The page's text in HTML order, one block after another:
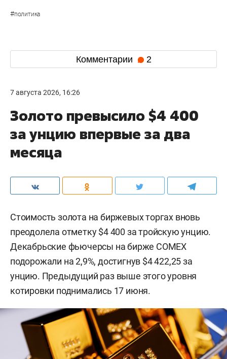
#политика
Комментарии 2
7 августа 2026, 16:26
Золото превысило $4 400
за унцию впервые за два
месяца
Стоимость золота на биржевых торгах вновь
преодолела отметку $4 400 за тройскую унцию.
Декабрьские фьючерсы на бирже COMEX
подорожали на 2,9%, достигнув $4 422,25 за
унцию. Предыдущий раз выше этого уровня
котировки поднимались 17 июня.